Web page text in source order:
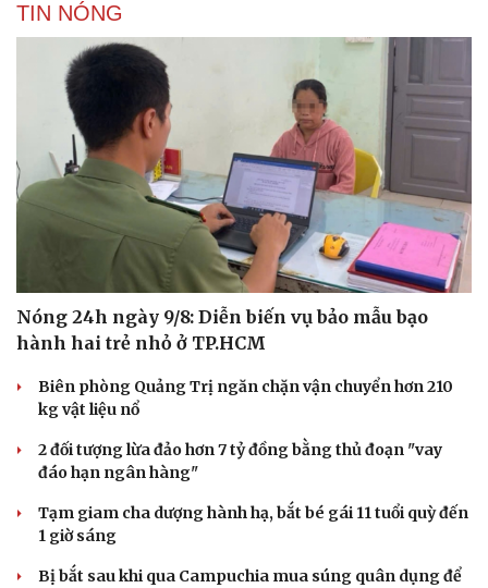
TIN NÓNG
Nóng 24h ngày 9/8: Diễn biến vụ bảo mẫu bạo
hành hai trẻ nhỏ ở TP.HCM
Biên phòng Quảng Trị ngăn chặn vận chuyển hơn 210
kg vật liệu nổ
2 đối tượng lừa đảo hơn 7 tỷ đồng bằng thủ đoạn "vay
đáo hạn ngân hàng"
Tạm giam cha dượng hành hạ, bắt bé gái 11 tuổi quỳ đến
1 giờ sáng
Bị bắt sau khi qua Campuchia mua súng quân dụng để